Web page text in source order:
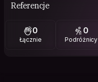
Referencje
0
Łącznie
0
Podróżnicy